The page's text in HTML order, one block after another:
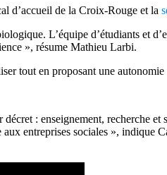
d’accueil de la Croix-Rouge et la
L’équipe d’étudiants et
», résume Mathieu Larbi.
tout en proposant une
: enseignement, recherche
entreprises sociales »,